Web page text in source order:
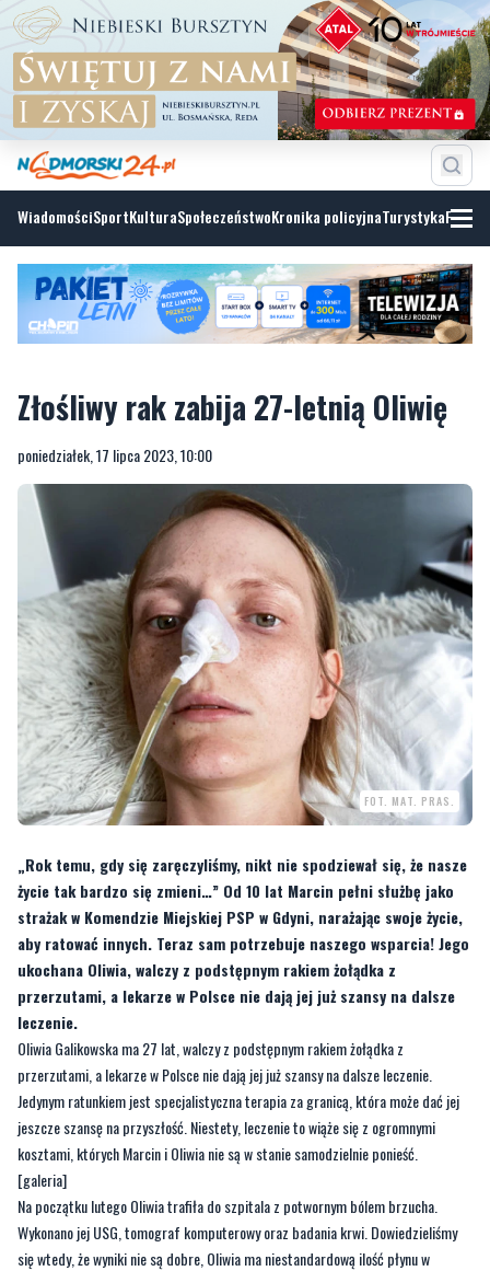
WiadomościSportKulturaSpołeczeństwoKronika policyjnaTurystyka
Złośliwy rak zabija 27-letnią Oliwię
poniedziałek, 17 lipca 2023, 10:00
FOT. MAT. PRAS.
„Rok temu, gdy się zaręczyliśmy, nikt nie spodziewał się, że nasze
życie tak bardzo się zmieni…” Od 10 lat Marcin pełni służbę jako
strażak w Komendzie Miejskiej PSP w Gdyni, narażając swoje życie,
aby ratować innych. Teraz sam potrzebuje naszego wsparcia! Jego
ukochana Oliwia, walczy z podstępnym rakiem żołądka z
przerzutami, a lekarze w Polsce nie dają jej już szansy na dalsze
leczenie.
Oliwia Galikowska ma 27 lat, walczy z podstępnym rakiem żołądka z
przerzutami, a lekarze w Polsce nie dają jej już szansy na dalsze leczenie.
Jedynym ratunkiem jest specjalistyczna terapia za granicą, która może dać jej
jeszcze szansę na przyszłość. Niestety, leczenie to wiąże się z ogromnymi
kosztami, których Marcin i Oliwia nie są w stanie samodzielnie ponieść.
[galeria]
Na początku lutego Oliwia trafiła do szpitala z potwornym bólem brzucha.
Wykonano jej USG, tomograf komputerowy oraz badania krwi. Dowiedzieliśmy
się wtedy, że wyniki nie są dobre, Oliwia ma niestandardową ilość płynu w